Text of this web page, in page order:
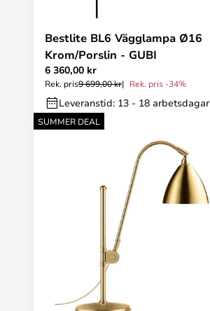
Bestlite BL6 Vägglampa Ø16
Krom/Porslin - GUBI
6 360,00 kr
Rek. pris9 699,00 kr Rek. pris -34%
Leveranstid: 13 - 18 arbetsdagar
SUMMER DEAL